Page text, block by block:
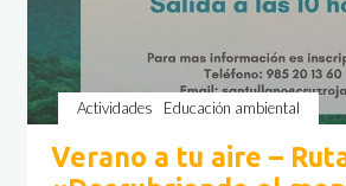
Actividades Educación ambiental
Verano a tu aire –